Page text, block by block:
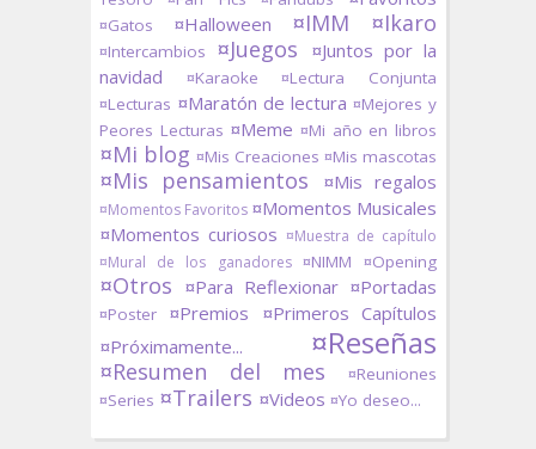
¤Gatos ¤Halloween ¤IMM ¤Ikaro
¤Intercambios ¤Juegos
¤Juntos por la
navidad
¤Karaoke
¤Lectura Conjunta
¤Lecturas ¤Maratón de lectura ¤Mejores y
Peores Lecturas ¤Meme ¤Mi año en libros
¤Mi blog ¤Mis Creaciones ¤Mis mascotas
¤Mis pensamientos ¤Mis regalos
¤Momentos Favoritos ¤Momentos Musicales
¤Momentos curiosos ¤Muestra de capítulo
¤Mural de los ganadores ¤NIMM ¤Opening
¤Otros ¤Para Reflexionar ¤Portadas
¤Poster ¤Premios
¤Primeros Capítulos
¤Próximamente...
¤Reseñas
¤Resumen del mes
¤Reuniones
¤Series ¤Trailers ¤Videos ¤Yo deseo...